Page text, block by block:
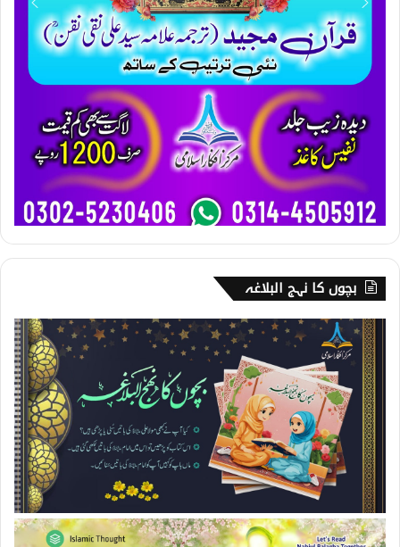
بچوں کا نہج البلاغہ